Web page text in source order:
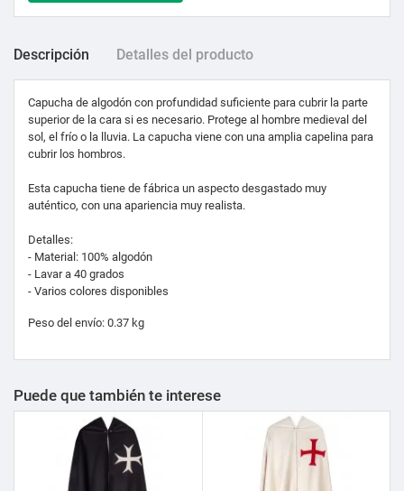
Descripción Detalles del producto
Capucha de algodón con profundidad suficiente para cubrir la parte
superior de la cara si es necesario. Protege al hombre medieval del
sol, el frío o la lluvia. La capucha viene con una amplia capelina para
cubrir los hombros.
Esta capucha tiene de fábrica un aspecto desgastado muy
auténtico, con una apariencia muy realista.
Detalles:
- Material: 100% algodón
- Lavar a 40 grados
- Varios colores disponibles
Peso del envío: 0.37 kg
Puede que también te interese